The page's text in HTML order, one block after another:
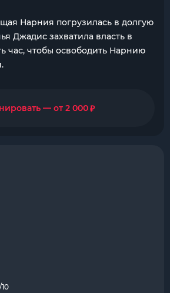
Нарния погрузилась в долгую
Джадис захватила власть в
час, чтобы освободить Нарнию
— от 2 000₽